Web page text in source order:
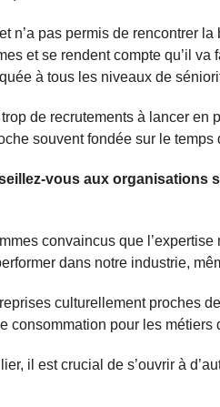
n’a pas permis de rencontrer
et se rendent compte qu’il
à tous les niveaux de
de recrutements à lancer
souvent fondée sur le
vous aux organisations
convaincus que
dans notre industrie,
culturellement proches
consommation pour les métiers
il est crucial de s’ouvrir à